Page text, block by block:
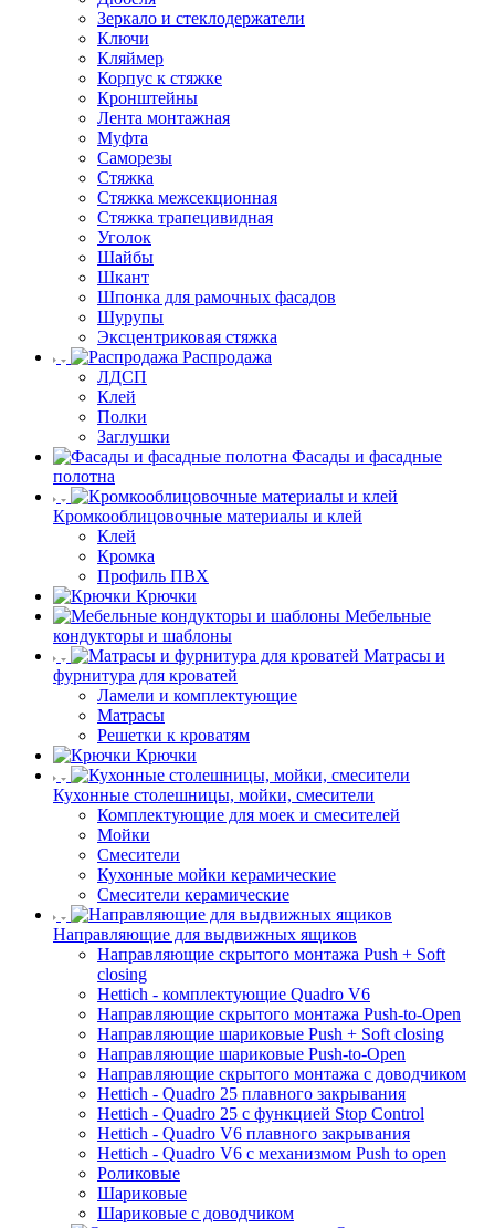
Зеркало и стеклодержатели
Ключи
Кляймер
Корпус к стяжке
Кронштейны
Лента монтажная
Муфта
Саморезы
Стяжка
Стяжка межсекционная
Стяжка трапецивидная
Уголок
Шайбы
Шкант
Шпонка для рамочных фасадов
Шурупы
Эксцентриковая стяжка
Распродажа
ЛДСП
Клей
Полки
Заглушки
Фасады и фасадные
полотна
Кромкооблицовочные материалы и клей
Клей
Кромка
Профиль ПВХ
Крючки
Мебельные
кондукторы и шаблоны
Матрасы и
фурнитура для кроватей
Ламели и комплектующие
Матрасы
Решетки к кроватям
Крючки
Кухонные столешницы, мойки, смесители
Комплектующие для моек и смесителей
Мойки
Смесители
Кухонные мойки керамические
Смесители керамические
Направляющие для выдвижных ящиков
Направляющие скрытого монтажа Push + Soft
closing
Hettich - комплектующие Quadro V6
Направляющие скрытого монтажа Push-to-Open
Направляющие шариковые Push + Soft closing
Направляющие шариковые Push-to-Open
Направляющие скрытого монтажа с доводчиком
Hettich - Quadro 25 плавного закрывания
Hettich - Quadro 25 с функцией Stop Control
Hettich - Quadro V6 плавного закрывания
Hettich - Quadro V6 с механизмом Push to open
Роликовые
Шариковые
Шариковые с доводчиком